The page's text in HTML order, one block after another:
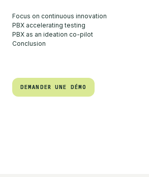
Focus on continuous innovation
PBX accelerating testing
PBX as an ideation co-pilot
Conclusion
DEMANDER UNE DÉMO
DEMANDER UNE DÉMO